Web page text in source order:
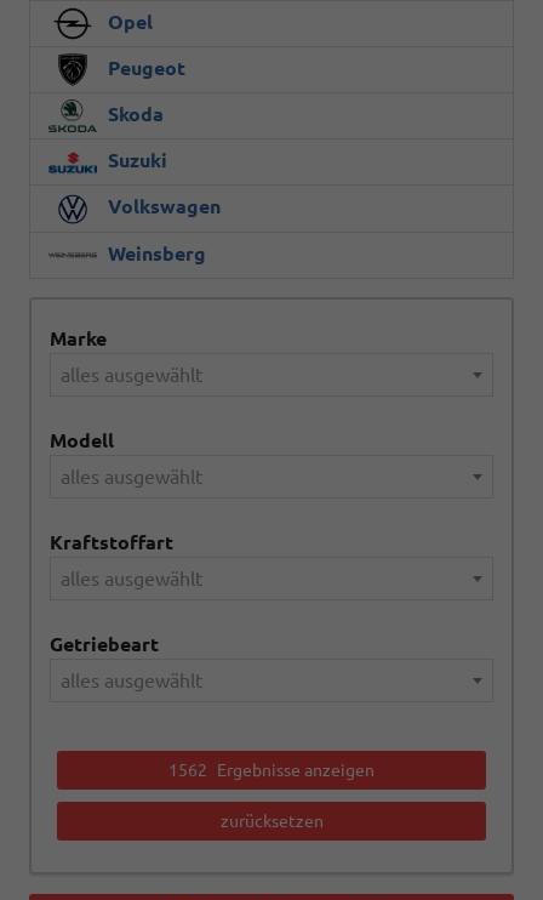
Opel
Peugeot
Skoda
Suzuki
Volkswagen
Weinsberg
Marke
alles ausgewählt
Modell
alles ausgewählt
Kraftstoffart
alles ausgewählt
Getriebeart
alles ausgewählt
1562 Ergebnisse anzeigen
zurücksetzen